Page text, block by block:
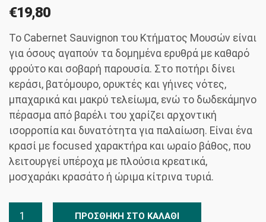
€19,80
Το Cabernet Sauvignon του Κτήματος Μουσών είναι
για όσους αγαπούν τα δομημένα ερυθρά με καθαρό
φρούτο και σοβαρή παρουσία. Στο ποτήρι δίνει
κεράσι, βατόμουρο, ορυκτές και γήινες νότες,
μπαχαρικά και μακρύ τελείωμα, ενώ το δωδεκάμηνο
πέρασμα από βαρέλι του χαρίζει αρχοντική
ισορροπία και δυνατότητα για παλαίωση. Είναι ένα
κρασί με focused χαρακτήρα και ωραίο βάθος, που
λειτουργεί υπέροχα με πλούσια κρεατικά,
μοσχαράκι κρασάτο ή ώριμα κίτρινα τυριά.
Cabernet
ΠΡΟΣΘΉΚΗ ΣΤΟ ΚΑΛΆΘΙ